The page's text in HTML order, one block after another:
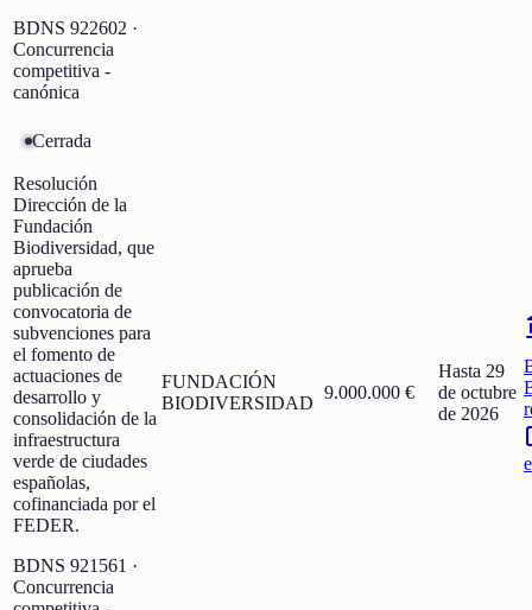
BDNS 922602 ·
Concurrencia
competitiva -
canónica
Cerrada
Resolución
Dirección de la
Fundación
Biodiversidad, que
aprueba
publicación de
convocatoria de
subvenciones para
el fomento de
actuaciones de
desarrollo y
consolidación de la
infraestructura
verde de ciudades
españolas,
cofinanciada por el
FEDER.
BDNS 921561 ·
Concurrencia
FUNDACIÓN
BIODIVERSIDAD
9.000.000 €
Hasta 29
de octubre
de 2026